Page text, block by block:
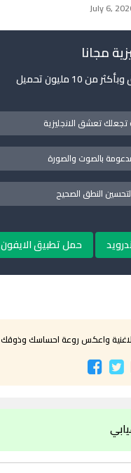
مجانا
مليون تحميل
تجعلك تعشق الانجليزية
بالصوت والصورة
حمل تطبيق الايفون
واعكس روعة احساسك وذوقك